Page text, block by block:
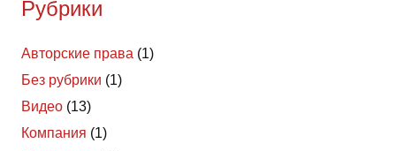
Рубрики
Авторские права (1)
Без рубрики (1)
Видео (13)
Компания (1)